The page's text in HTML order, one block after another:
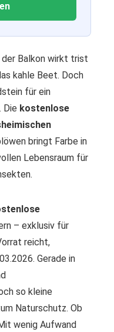
der Balkon wirkt trist
kahle Beet. Doch
für ein
Die kostenlose
bringt Farbe in
Lebensraum für
– exklusiv für
reicht,
Gerade in
so kleine
Naturschutz. Ob
wenig Aufwand